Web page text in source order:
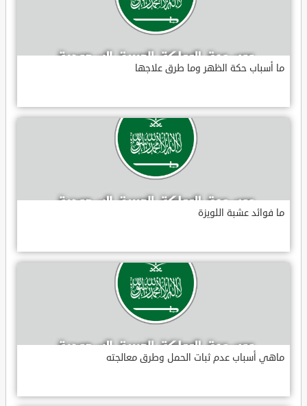
ما أسباب حكة الظهر وما طرق علاجها
ما فوائد عشبة اللويزة
ماهي أسباب عدم ثبات الحمل وطرق معالجته